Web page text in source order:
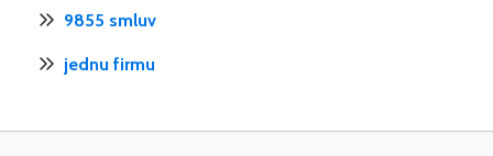
9855 smluv
jednu firmu